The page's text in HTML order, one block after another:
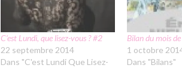
C’est Lundi, que lisez-vous ? #2
22 septembre 2014
Dans "C'est Lundi Que Lisez-
Bilan du mois
1 octobre
Dans "Bilans"